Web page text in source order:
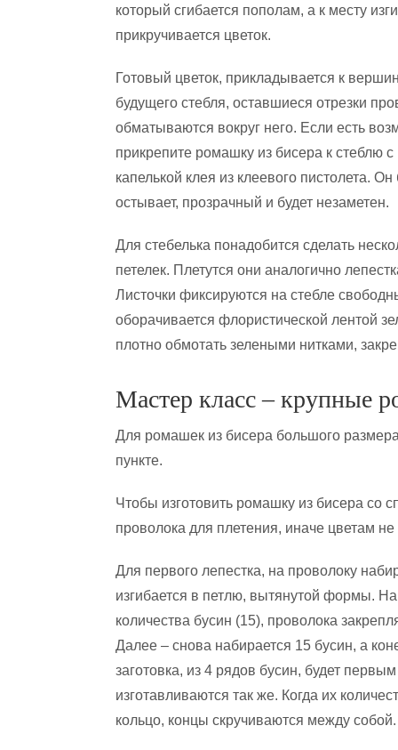
который сгибается пополам, а к месту
прикручивается цветок.
Готовый цветок, прикладывается к
будущего стебля, оставшиеся отрезки
обматываются вокруг него. Если есть
прикрепите ромашку из бисера к стеблю с
капелькой клея из клеевого пистолета.
остывает, прозрачный и будет незаметен.
Для стебелька понадобится сделать
петелек. Плетутся они аналогично
Листочки фиксируются на стебле
оборачивается флористической лентой
плотно обмотать зелеными нитками,
Мастер класс – крупные
Для ромашек из бисера большого
пункте.
Чтобы изготовить ромашку из бисера со
проволока для плетения, иначе цветам
Для первого лепестка, на проволоку
изгибается в петлю, вытянутой формы.
количества бусин (15), проволока
Далее – снова набирается 15 бусин, а
заготовка, из 4 рядов бусин, будет
изготавливаются так же. Когда их
кольцо, концы скручиваются между собой.